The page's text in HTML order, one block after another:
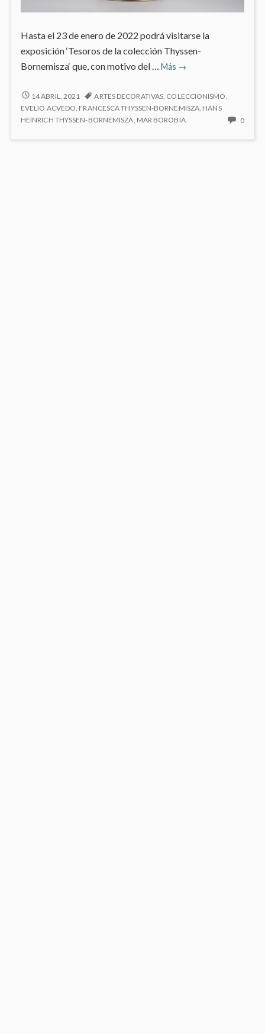
Hasta el 23 de enero de 2022 podrá visitarse la
exposición ‘Tesoros de la colección Thyssen-
Bornemisza‘ que, con motivo del … Más
Tesoros
la
colección
Thyssen-
→
TESOROS
DE
LA
14 ABRIL, 2021 ARTES DECORATIVAS, COLECCIONISMO,
EVELIO ACVEDO, FRANCESCA THYSSEN-BORNEMISZA, HANS
HEINRICH THYSSEN-BORNEMISZA, MAR BOROBIA 0NO